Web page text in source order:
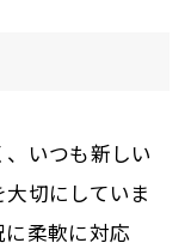
いつも新しい
切にしていま
柔軟に対応